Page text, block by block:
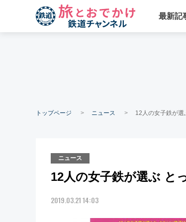
最新記
トップページ ニュース 12人の女子鉄が
ニュース
12人の女子鉄が選ぶ と
2019.03.21 14:03